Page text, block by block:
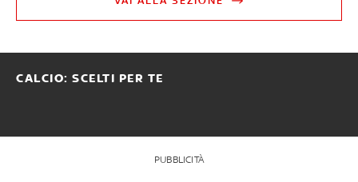
CALCIO: SCELTI PER TE
PUBBLICITÀ